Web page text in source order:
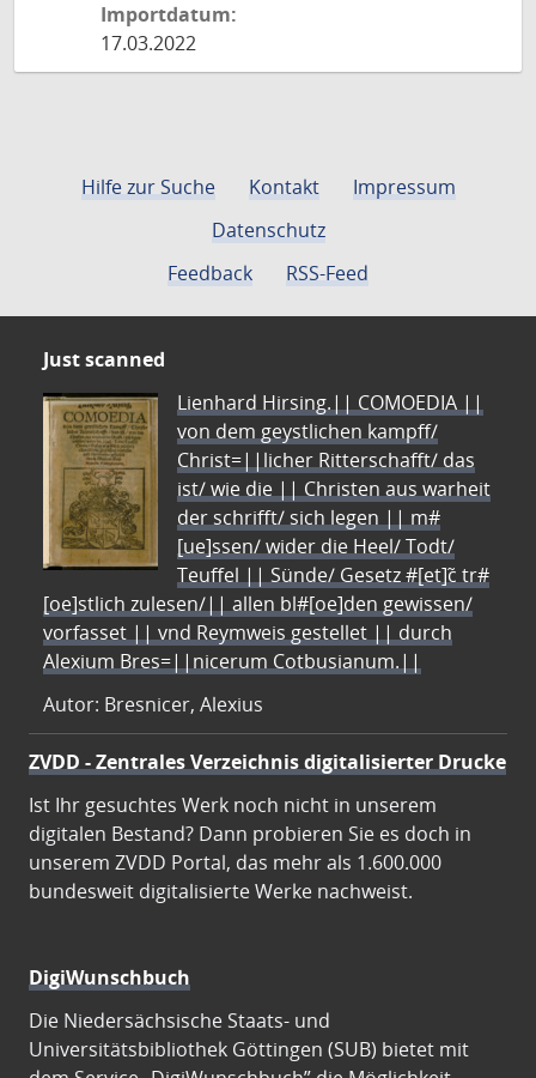
Importdatum:
17.03.2022
Hilfe zur Suche Kontakt
Impressum
Datenschutz
Feedback
RSS-Feed
Just scanned
Lienhard Hirsing.|| COMOEDIA ||
von dem geystlichen kampff/
Christ=||licher Ritterschafft/ das
ist/ wie die || Christen aus warheit
der schrifft/ sich legen || m#
[ue]ssen/ wider die Heel/ Todt/
Teuffel || Sünde/ Gesetz #[et]c̃ tr#
[oe]stlich zulesen/|| allen bl#[oe]den gewissen/
vorfasset || vnd Reymweis gestellet || durch
Alexium Bres=||nicerum Cotbusianum.||
Autor: Bresnicer, Alexius
ZVDD - Zentrales Verzeichnis digitalisierter Drucke
Ist Ihr gesuchtes Werk noch nicht in unserem
digitalen Bestand? Dann probieren Sie es doch in
unserem ZVDD Portal, das mehr als 1.600.000
bundesweit digitalisierte Werke nachweist.
DigiWunschbuch
Die Niedersächsische Staats- und
Universitätsbibliothek Göttingen (SUB) bietet mit